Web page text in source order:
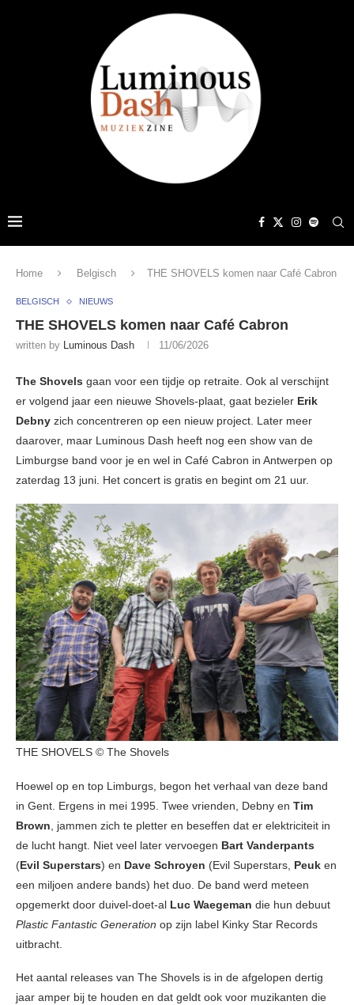
Home Belgisch THE SHOVELS komen naar Café Cabron
BELGISCH NIEUWS
THE SHOVELS komen naar Café Cabron
written by Luminous Dash 11/06/2026
The Shovels gaan voor een tijdje op retraite. Ook al verschijnt
er volgend jaar een nieuwe Shovels-plaat, gaat bezieler Erik
Debny zich concentreren op een nieuw project. Later meer
daarover, maar Luminous Dash heeft nog een show van de
Limburgse band voor je en wel in Café Cabron in Antwerpen op
zaterdag 13 juni. Het concert is gratis en begint om 21 uur.
THE SHOVELS © The Shovels
Hoewel op en top Limburgs, begon het verhaal van deze band
in Gent. Ergens in mei 1995. Twee vrienden, Debny en Tim
Brown, jammen zich te pletter en beseffen dat er elektriciteit in
de lucht hangt. Niet veel later vervoegen Bart Vanderpants
(Evil Superstars) en Dave Schroyen (Evil Superstars, Peuk en
een miljoen andere bands) het duo. De band werd meteen
opgemerkt door duivel-doet-al Luc Waegeman die hun debuut
Plastic Fantastic Generation op zijn label Kinky Star Records
uitbracht.
Het aantal releases van The Shovels is in de afgelopen dertig
jaar amper bij te houden en dat geldt ook voor muzikanten die